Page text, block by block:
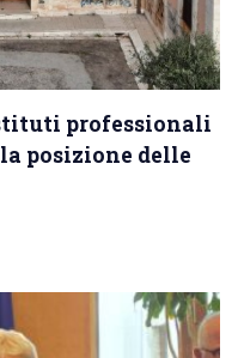
professionali
posizione delle